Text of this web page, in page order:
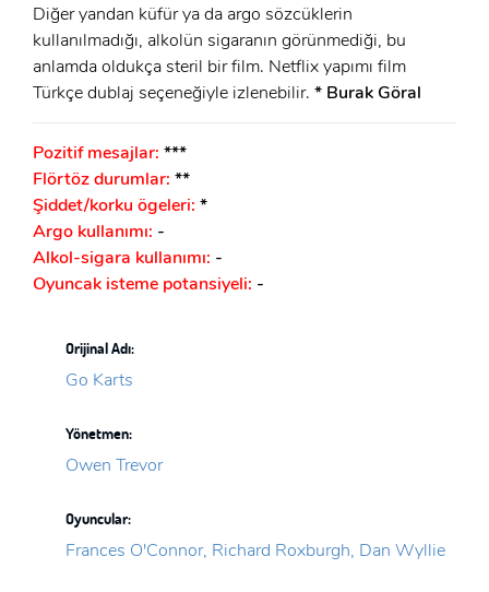
Diğer yandan küfür ya da argo sözcüklerin
kullanılmadığı, alkolün sigaranın görünmediği, bu
anlamda oldukça steril bir film. Netflix yapımı film
Türkçe dublaj seçeneğiyle izlenebilir. * Burak Göral
Pozitif mesajlar: ***
Flörtöz durumlar: **
Şiddet/korku ögeleri: *
Argo kullanımı: -
Alkol-sigara kullanımı: -
Oyuncak isteme potansiyeli: -
Orijinal Adı:
Go Karts
Yönetmen:
Owen Trevor
Oyuncular:
Frances O'Connor, Richard Roxburgh, Dan Wyllie